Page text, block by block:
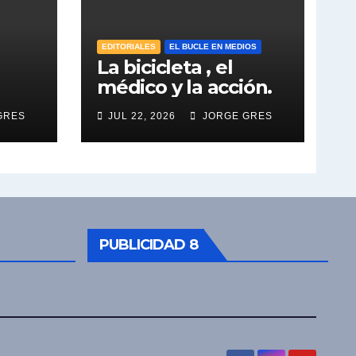
EDITORIALES EL BUCLE EN MEDIOS
La bicicleta , el
médico y la acción.
JUL 22, 2026 JORGE GRES
PUBLICIDAD 8